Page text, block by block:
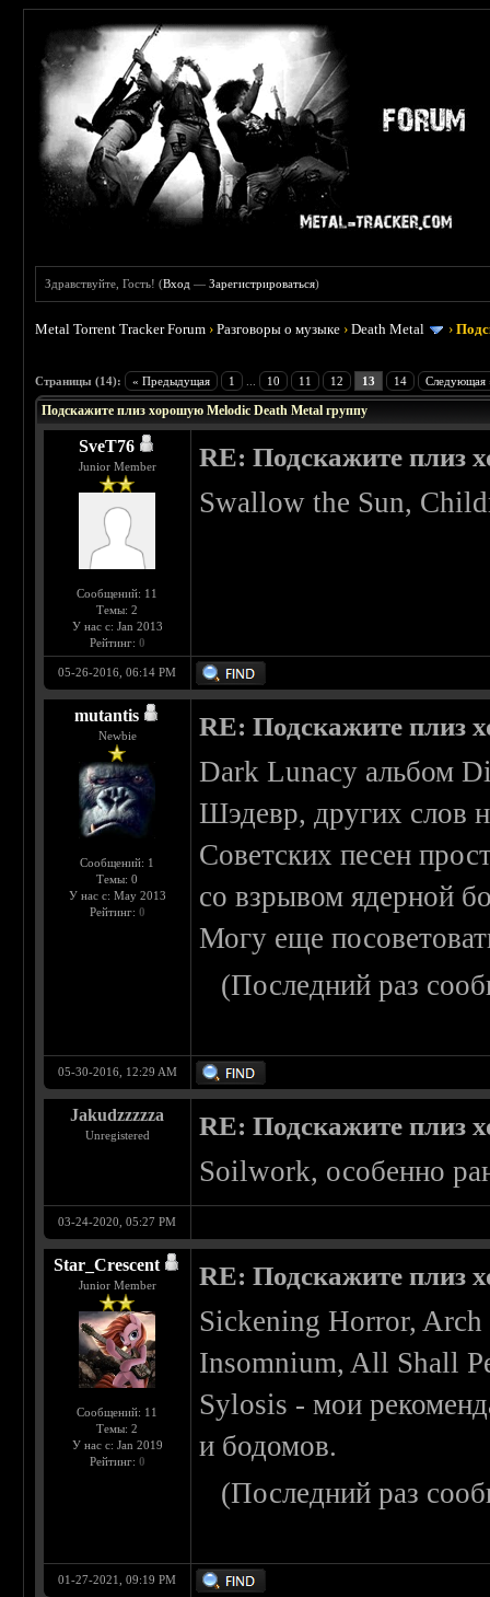
Здравствуйте, Гость! (Вход —Зарегистрироваться)
Metal Torrent Tracker Forum ›Разговоры о музыке ›Death Metal ›
Страницы (14): « Предыдущая 1 10 11 12 13 14 Следующая
Подскажите плиз хорошую Melodic Death Metal группу
SveT76
Junior Member
Сообщений: 11
Темы: 2
У нас с: Jan 2013
Рейтинг: 0
RE: Подскажите плиз
Swallow the Sun,
05-26-2016, 06:14 PM
mutantis
Newbie
Сообщений: 1
Темы: 0
У нас с: May 2013
Рейтинг: 0
RE: Подскажите плиз
Dark Lunacy альбом
Шэдевр, других слов
Советских песен
со взрывом ядерной
Могу еще
(Последний раз
05-30-2016, 12:29 AM
Jakudzzzzza
Unregistered RE: Подскажите плиз
Soilwork, особенно
03-24-2020, 05:27 PM
Star_Crescent
Junior Member
Сообщений: 11
Темы: 2
У нас с: Jan 2019
Рейтинг: 0
RE: Подскажите плиз
Sickening Horror,
Insomnium, All Shall
Sylosis - мои
и бодомов.
(Последний раз
01-27-2021, 09:19 PM